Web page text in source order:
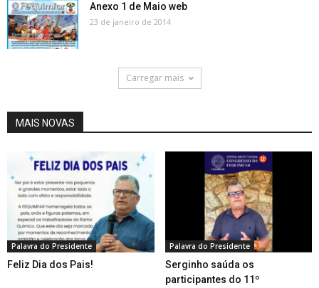
Anexo 1 de Maio web
23 de janeiro de 2014
Carregar mais
MAIS NOVAS
Palavra do Presidente
Feliz Dia dos Pais!
Palavra do Presidente
Serginho saúda os
participantes do 11º